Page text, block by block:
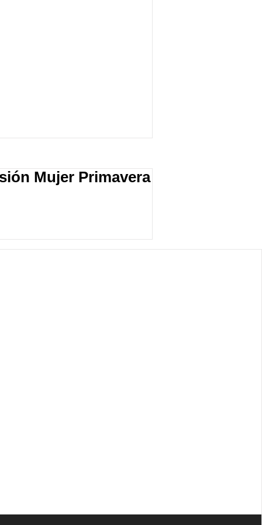
Mujer Primavera